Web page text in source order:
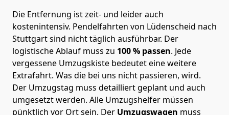
Die Entfernung ist zeit- und leider auch
kostenintensiv. Pendelfahrten von Lüdenscheid nach
Stuttgart sind nicht täglich ausführbar. Der
logistische Ablauf muss zu 100 % passen. Jede
vergessene Umzugskiste bedeutet eine weitere
Extrafahrt. Was die bei uns nicht passieren, wird.
Der Umzugstag muss detailliert geplant und auch
umgesetzt werden. Alle Umzugshelfer müssen
pünktlich vor Ort sein. Der Umzugswagen muss